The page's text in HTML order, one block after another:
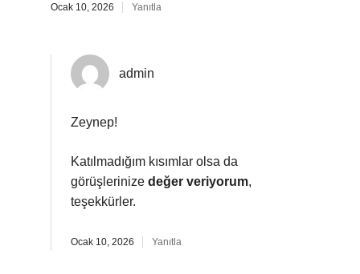
Ocak 10, 2026 Yanıtla
admin
Zeynep!
Katılmadığım kısımlar olsa da
görüşlerinize değer veriyorum,
teşekkürler.
Ocak 10, 2026 Yanıtla